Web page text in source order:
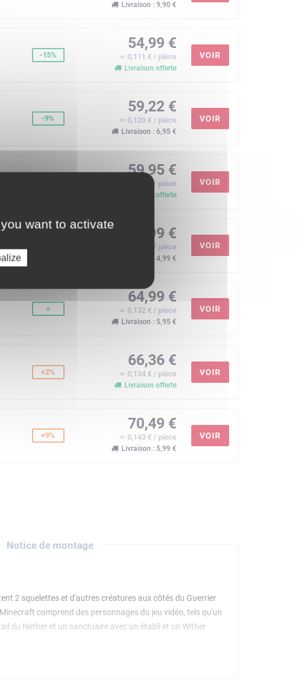
Livraison : 9,90 €
-15%
54,99 €
≃ 0,111 € / pièce
Livraison offerte
VOIR
-9%
59,22 €
≃ 0,120 € / pièce
Livraison : 6,95 €
VOIR
59,95 €
≃ 0,121 € / pièce
Livraison offerte
VOIR
64,99 €
≃ 0,132 € / pièce
Livraison : 4,99 €
VOIR
=
64,99 €
≃ 0,132 € / pièce
Livraison : 5,95 €
VOIR
+2%
66,36 €
≃ 0,134 € / pièce
Livraison offerte
VOIR
+9%
70,49 €
≃ 0,143 € / pièce
Livraison : 5,99 €
VOIR
Notice de montage
2 squelettes et d'autres créatures aux côtés du Guerrier
comprend des personnages du jeu vidéo, tels qu'un
du Nether et un sanctuaire avec un établi et un Wither
ensemble de l'appli LEGO Builder permet à chaque
want to activate